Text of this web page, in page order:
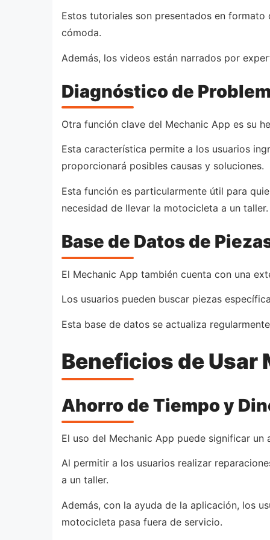
Estos tutoriales son presentados en
cómoda.
Además, los videos están narrados por
Diagnóstico de
Otra función clave del Mechanic App es su
Esta característica permite a los usuarios
proporcionará posibles causas y soluciones.
Esta función es particularmente útil para
necesidad de llevar la motocicleta a un taller.
Base de Datos de
El Mechanic App también cuenta con una
Los usuarios pueden buscar piezas
Esta base de datos se actualiza
Beneficios de Usar
Ahorro de Tiempo y
El uso del Mechanic App puede significar
Al permitir a los usuarios realizar
a un taller.
Además, con la ayuda de la aplicación, los
motocicleta pasa fuera de servicio.